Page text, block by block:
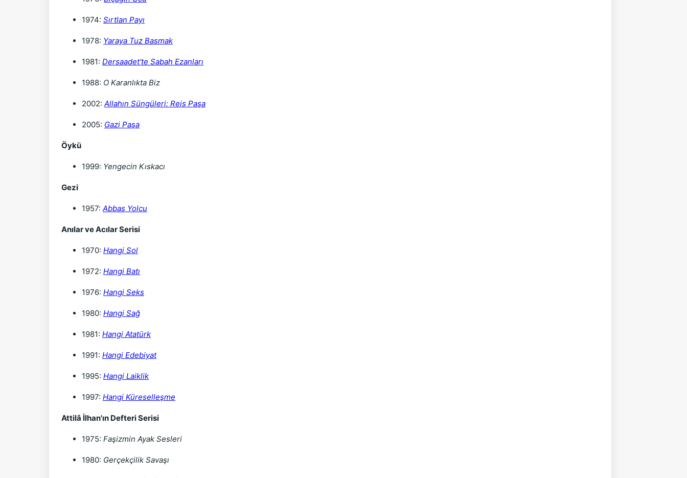
1974: Sırtlan Payı
1978: Yaraya Tuz Basmak
1981: Dersaadet'te Sabah Ezanları
1988: O Karanlıkta Biz
2002: Allahın Süngüleri: Reis Paşa
2005: Gazi Paşa
Öykü
1999: Yengecin Kıskacı
Gezi
1957: Abbas Yolcu
Anılar ve Acılar Serisi
1970: Hangi Sol
1972: Hangi Batı
1976: Hangi Seks
1980: Hangi Sağ
1981: Hangi Atatürk
1991: Hangi Edebiyat
1995: Hangi Laiklik
1997: Hangi Küreselleşme
Attilâ İlhan'ın Defteri Serisi
1975: Faşizmin Ayak Sesleri
1980: Gerçekçilik Savaşı